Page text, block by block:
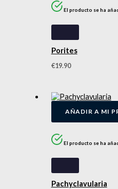
El producto se ha
Porites
€19.90
AÑADIR A MI
El producto se ha
Pachyclavularia